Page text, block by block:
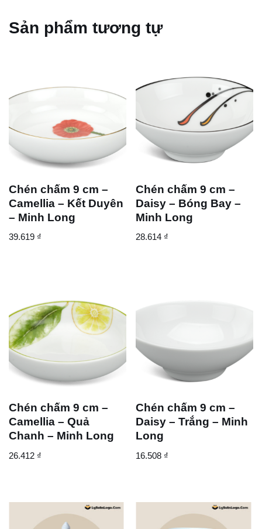
Sản phẩm tương tự
Chén chấm 9 cm –
Camellia – Kết Duyên
– Minh Long
39.619 ₫
Chén chấm 9 cm –
Daisy – Bóng Bay –
Minh Long
28.614 ₫
Chén chấm 9 cm –
Camellia – Quả
Chanh – Minh Long
26.412 ₫
Chén chấm 9 cm –
Daisy – Trắng – Minh
Long
16.508 ₫